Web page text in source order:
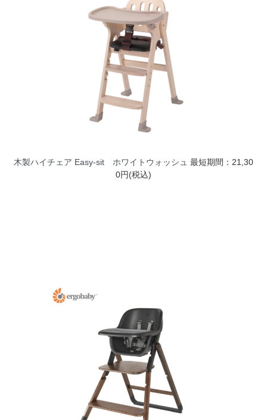
木製ハイチェア Easy-sit ホワイトウォッシュ 最短期間：21,30
0円(税込)